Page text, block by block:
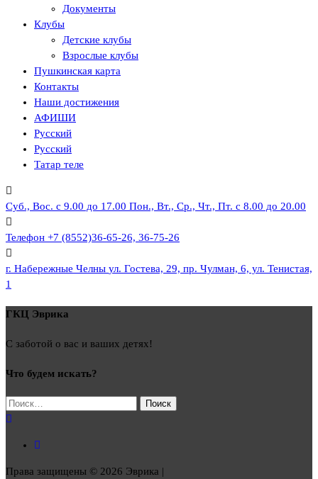
Документы
Клубы
Детские клубы
Взрослые клубы
Пушкинская карта
Контакты
Наши достижения
АФИШИ
Русский
Русский
Татар теле
Суб., Вос. с 9.00 до 17.00 Пон., Вт., Ср., Чт., Пт. с 8.00 до 20.00
Телефон +7 (8552)36-65-26, 36-75-26
г. Набережные Челны ул. Гостева, 29, пр. Чулман, 6, ул. Тенистая,
1
ГКЦ Эврика
С заботой о вас и ваших детях!
Что будем искать?
Найти:
Права защищены © 2026 Эврика |